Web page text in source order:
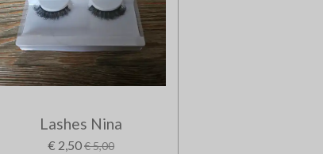
Lashes Nina
€ 2,50€ 5,00